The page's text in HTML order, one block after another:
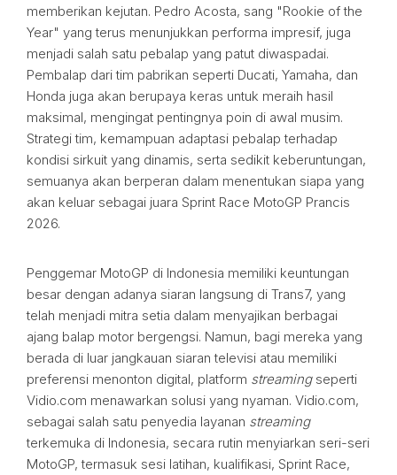
memberikan kejutan. Pedro Acosta, sang "Rookie of the
Year" yang terus menunjukkan performa impresif, juga
menjadi salah satu pebalap yang patut diwaspadai.
Pembalap dari tim pabrikan seperti Ducati, Yamaha, dan
Honda juga akan berupaya keras untuk meraih hasil
maksimal, mengingat pentingnya poin di awal musim.
Strategi tim, kemampuan adaptasi pebalap terhadap
kondisi sirkuit yang dinamis, serta sedikit keberuntungan,
semuanya akan berperan dalam menentukan siapa yang
akan keluar sebagai juara Sprint Race MotoGP Prancis
2026.
Penggemar MotoGP di Indonesia memiliki keuntungan
besar dengan adanya siaran langsung di Trans7, yang
telah menjadi mitra setia dalam menyajikan berbagai
ajang balap motor bergengsi. Namun, bagi mereka yang
berada di luar jangkauan siaran televisi atau memiliki
preferensi menonton digital, platform streamingseperti
Vidio.com menawarkan solusi yang nyaman. Vidio.com,
sebagai salah satu penyedia layanan streaming
terkemuka di Indonesia, secara rutin menyiarkan seri-seri
MotoGP, termasuk sesi latihan, kualifikasi, Sprint Race,